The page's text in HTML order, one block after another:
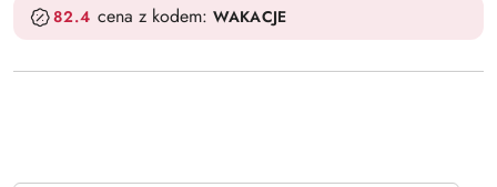
82.4 cena z kodem: WAKACJE